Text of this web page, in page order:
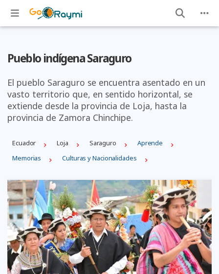
Pueblo indígena Saraguro
El pueblo Saraguro se encuentra asentado en un
vasto territorio que, en sentido horizontal, se
extien­de desde la provincia de Loja, hasta la
provincia de Zamora Chinchipe.
Ecuador Loja Saraguro
Aprende
Memorias
Culturas y Nacionalidades